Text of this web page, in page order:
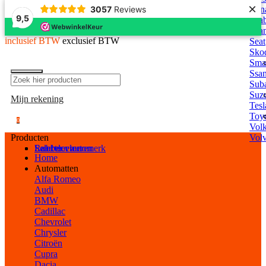
9,5
3057 Reviews ×
inclusief BTW exclusief BTW
Mijn rekening
0
Producten
Selecteer automerk
Seat
Laadvloeren
Rubber vloeren
Home
Automatten
Alfa Romeo
Audi
BMW
Cadillac
Chevrolet
Chrysler
Citroën
Cupra